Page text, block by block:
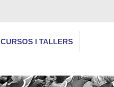
CURSOS I TALLERS